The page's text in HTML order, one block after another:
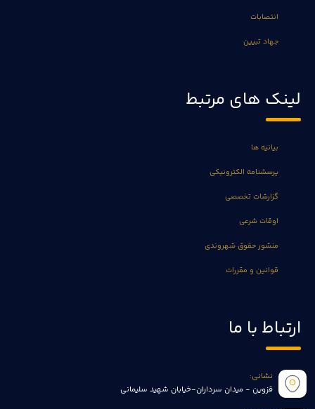
انتصابات
جهاد تبیین
لینک های مرتبط
بیانیه ها
پرسشنامه الکترونیکی
گزارشات تخصصی
اوقات شرعی
منشور حقوق شهروندی
قوانین و مقررات
ارتباط با ما
نشانی:
قزوین - میدان سرداران-خیابان شهید سلیمانی